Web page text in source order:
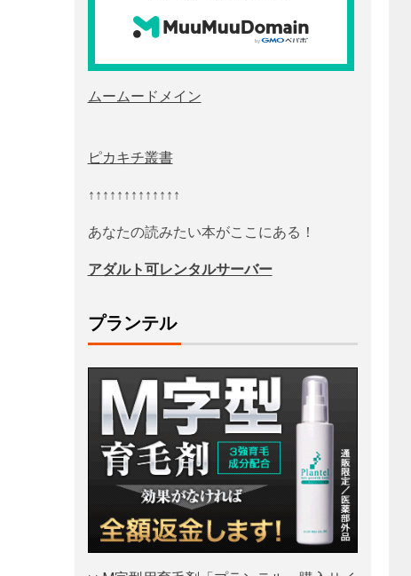
ムームードメイン
ピカキチ叢書
↑↑↑↑↑↑↑↑↑↑↑↑↑
あなたの読みたい本がここにある！
アダルト可レンタルサーバー
プランテル